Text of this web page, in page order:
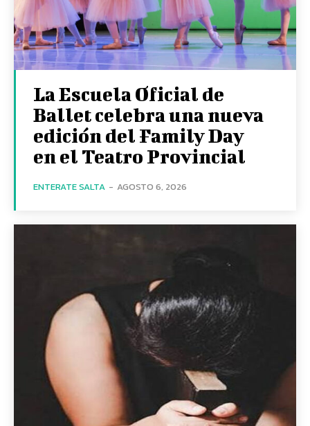
La Escuela Oficial de
Ballet celebra una nueva
edición del Family Day
en el Teatro Provincial
ENTERATE SALTA - AGOSTO 6, 2026